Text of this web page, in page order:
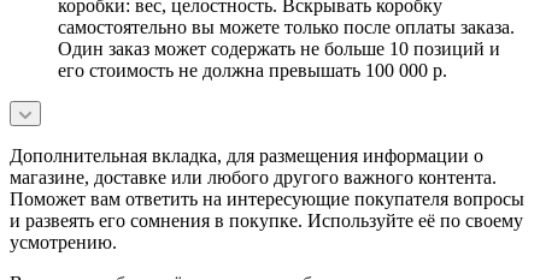
коробки: вес, целостность. Вскрывать коробку
самостоятельно вы можете только после оплаты заказа.
Один заказ может содержать не больше 10 позиций и
его стоимость не должна превышать 100 000 р.
Дополнительная вкладка, для размещения информации о
магазине, доставке или любого другого важного контента.
Поможет вам ответить на интересующие покупателя вопросы
и развеять его сомнения в покупке. Используйте её по своему
усмотрению.